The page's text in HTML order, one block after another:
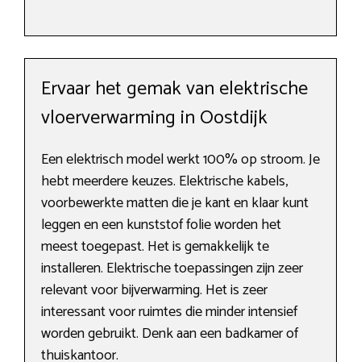
Ervaar het gemak van elektrische
vloerverwarming in Oostdijk
Een elektrisch model werkt 100% op stroom. Je
hebt meerdere keuzes. Elektrische kabels,
voorbewerkte matten die je kant en klaar kunt
leggen en een kunststof folie worden het
meest toegepast. Het is gemakkelijk te
installeren. Elektrische toepassingen zijn zeer
relevant voor bijverwarming. Het is zeer
interessant voor ruimtes die minder intensief
worden gebruikt. Denk aan een badkamer of
thuiskantoor.